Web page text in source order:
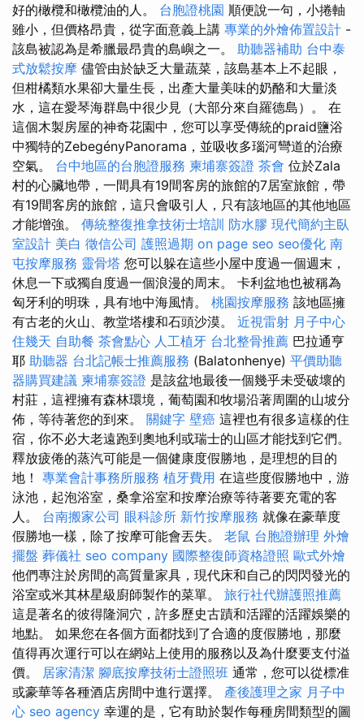
好的橄欖和橄欖油的人。 台胞證桃園 順便說一句，小捲軸
雖小，但價格昂貴，從字面意義上講 專業的外燴佈置設計 -
該島被認為是希臘最昂貴的島嶼之一。 助聽器補助 台中泰
式放鬆按摩 儘管由於缺乏大量蔬菜，該島基本上不起眼，
但柑橘類水果卻大量生長，出產大量美味的奶酪和大量淡
水，這在愛琴海群島中很少見（大部分來自羅德島）。 在
這個木製房屋的神奇花園中，您可以享受傳統的praid鹽浴
中獨特的ZebegényPanorama，並吸收多瑙河彎道的治療
空氣。 台中地區的台胞證服務 柬埔寨簽證 茶會 位於Zala
村的心臟地帶，一間具有19間客房的旅館的7居室旅館，帶
有19間客房的旅館，這只會吸引人，只有該地區的其他地區
才能增強。 傳統整復推拿技術士培訓 防水膠 現代簡約主臥
室設計 美白 徵信公司 護照過期 on page seo seo優化 南
屯按摩服務 靈骨塔 您可以躲在這些小屋中度過一個週末，
休息一下或獨自度過一個浪漫的周末。 卡利盆地也被稱為
匈牙利的明珠，具有地中海風情。 桃園按摩服務 該地區擁
有古老的火山、教堂塔樓和石頭沙漠。 近視雷射 月子中心
住幾天 自助餐 茶會點心 人工植牙 台北整骨推薦 巴拉通亨
耶 助聽器 台北記帳士推薦服務 (Balatonhenye) 平價助聽
器購買建議 柬埔寨簽證 是該盆地最後一個幾乎未受破壞的
村莊，這裡擁有森林環境，葡萄園和牧場沿著周圍的山坡分
佈，等待著您的到來。 關鍵字 壁癌 這裡也有很多這樣的住
宿，你不必大老遠跑到奧地利或瑞士的山區才能找到它們。
釋放疲倦的蒸汽可能是一個健康度假勝地，是理想的目的
地！ 專業會計事務所服務 植牙費用 在這些度假勝地中，游
泳池，起泡浴室，桑拿浴室和按摩治療等待著要充電的客
人。 台南搬家公司 眼科診所 新竹按摩服務 就像在豪華度
假勝地一樣，除了按摩可能會丟失。 老鼠 台胞證辦理 外燴
擺盤 葬儀社 seo company 國際整復師資格證照 歐式外燴
他們專注於房間的高質量家具，現代床和自己的閃閃發光的
浴室或米其林星級廚師製作的菜單。 旅行社代辦護照推薦
這是著名的彼得隆洞穴，許多歷史古蹟和活躍的活躍娛樂的
地點。 如果您在各個方面都找到了合適的度假勝地，那麼
值得再次運行可以在網站上使用的服務以及為什麼要支付溢
價。 居家清潔 腳底按摩技術士證照班 通常，您可以從標准
或豪華等各種酒店房間中進行選擇。 產後護理之家 月子中
心 seo agency 幸運的是，它有助於製作每種房間類型的圖